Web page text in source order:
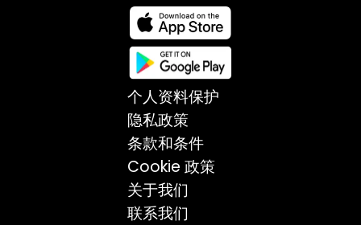
个人资料保护
隐私政策
条款和条件
Cookie 政策
关于我们
联系我们